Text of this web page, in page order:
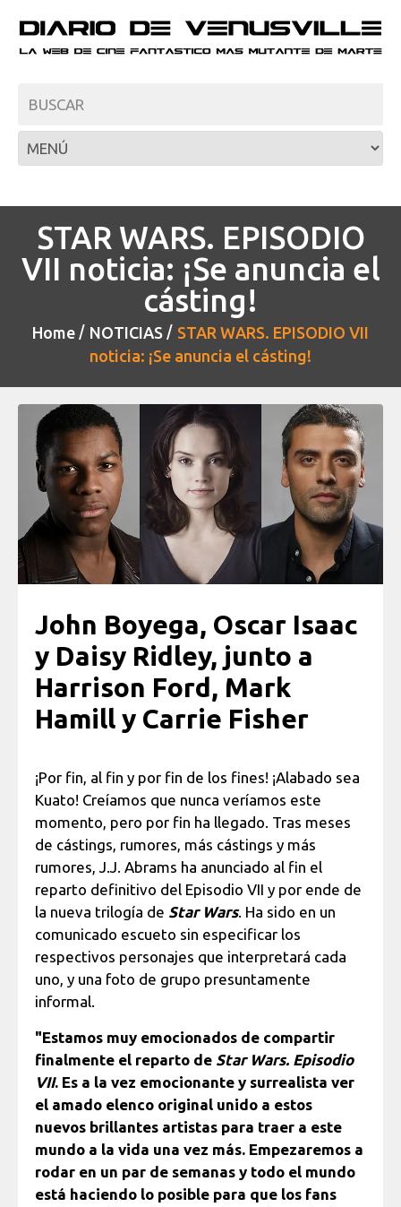
STAR WARS. EPISODIO
VII noticia: ¡Se anuncia el
cásting!
Home NOTICIAS
STAR WARS. EPISODIO VII
noticia: ¡Se anuncia el cásting!
John Boyega, Oscar Isaac
y Daisy Ridley, junto a
Harrison Ford, Mark
Hamill y Carrie Fisher
¡Por fin, al fin y por fin de los fines! ¡Alabado sea
Kuato! Creíamos que nunca veríamos este
momento, pero por fin ha llegado. Tras meses
de cástings, rumores, más cástings y más
rumores, J.J. Abrams ha anunciado al fin el
reparto definitivo del Episodio VII y por ende de
la nueva trilogía de Star Wars. Ha sido en un
comunicado escueto sin especificar los
respectivos personajes que interpretará cada
uno, y una foto de grupo presuntamente
informal.
"Estamos muy emocionados de compartir
finalmente el reparto de Star Wars. Episodio
VII. Es a la vez emocionante y surrealista ver
el amado elenco original unido a estos
nuevos brillantes artistas para traer a este
mundo a la vida una vez más. Empezaremos a
rodar en un par de semanas y todo el mundo
está haciendo lo posible para que los fans